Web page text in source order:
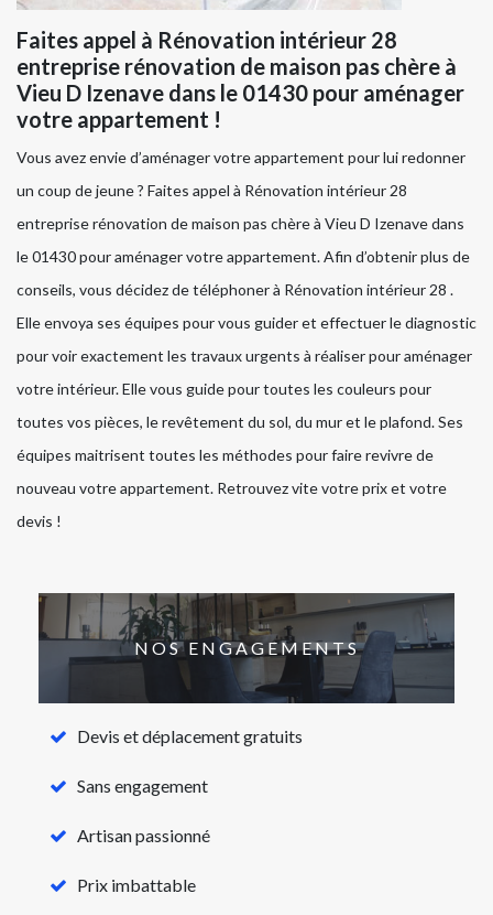
Faites appel à Rénovation intérieur 28
entreprise rénovation de maison pas chère à
Vieu D Izenave dans le 01430 pour aménager
votre appartement !
Vous avez envie d’aménager votre appartement pour lui redonner
un coup de jeune ? Faites appel à Rénovation intérieur 28
entreprise rénovation de maison pas chère à Vieu D Izenave dans
le 01430 pour aménager votre appartement. Afin d’obtenir plus de
conseils, vous décidez de téléphoner à Rénovation intérieur 28 .
Elle envoya ses équipes pour vous guider et effectuer le diagnostic
pour voir exactement les travaux urgents à réaliser pour aménager
votre intérieur. Elle vous guide pour toutes les couleurs pour
toutes vos pièces, le revêtement du sol, du mur et le plafond. Ses
équipes maitrisent toutes les méthodes pour faire revivre de
nouveau votre appartement. Retrouvez vite votre prix et votre
devis !
NOS ENGAGEMENTS
Devis et déplacement gratuits
Sans engagement
Artisan passionné
Prix imbattable